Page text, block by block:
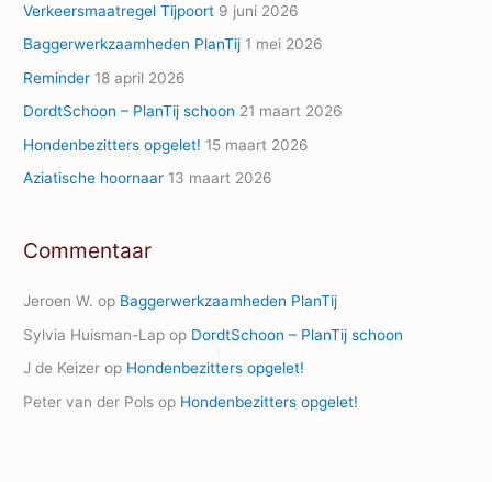
r
e
s
s
Verkeersmaatregel Tijpoort 9 juni 2026
Baggerwerkzaamheden PlanTij 1 mei 2026
Reminder 18 april 2026
DordtSchoon – PlanTij schoon 21 maart 2026
Hondenbezitters opgelet! 15 maart 2026
Aziatische hoornaar 13 maart 2026
Commentaar
Jeroen W. op Baggerwerkzaamheden PlanTij
Sylvia Huisman-Lap op DordtSchoon – PlanTij schoon
J de Keizer op Hondenbezitters opgelet!
Peter van der Pols op Hondenbezitters opgelet!